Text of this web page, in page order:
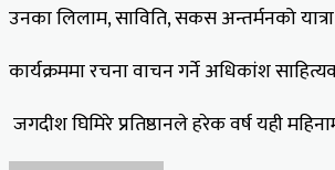
उनका लिलाम, साविति, सकस अन्तर्मनको
कार्यक्रममा रचना वाचन गर्ने अधिकांश
जगदीश घिमिरे प्रतिष्ठानले हरेक वर्ष यही